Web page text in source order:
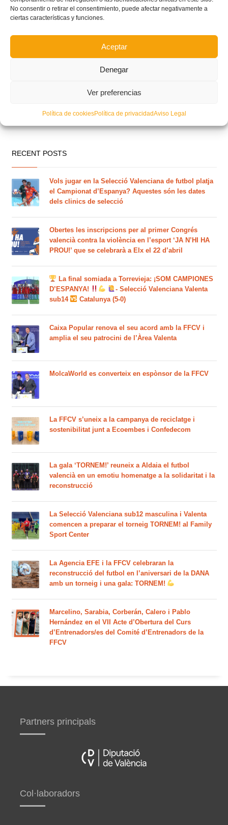
No consentir o retirar el consentimiento, puede afectar negativamente a
ciertas características y funciones.
Aceptar
Denegar
Ver preferencias
Política de cookiesPolítica de privacidadAviso Legal
RECENT POSTS
Vols jugar en la Selecció Valenciana de futbol platja
el Campionat d’Espanya? Aquestes són les dates
dels clinics de selecció
Obertes les inscripcions per al primer Congrés
valencià contra la violència en l’esport ‘JA N’HI HA
PROU!’ que se celebrarà a Elx el 22 d’abril
La final somiada a Torrevieja: ¡SOM CAMPIONES
D’ESPANYA!
- Selecció Valenciana Valenta
sub14
Catalunya (5-0)
Caixa Popular renova el seu acord amb la FFCV i
amplia el seu patrocini de l’Àrea Valenta
MolcaWorld es converteix en espònsor de la FFCV
La FFCV s’uneix a la campanya de reciclatge i
sostenibilitat junt a Ecoembes i Confedecom
La gala ‘TORNEM!’ reuneix a Aldaia el futbol
valencià en un emotiu homenatge a la solidaritat i la
reconstrucció
La Selecció Valenciana sub12 masculina i Valenta
comencen a preparar el torneig TORNEM! al Family
Sport Center
La Agencia EFE i la FFCV celebraran la
reconstrucció del futbol en l’aniversari de la DANA
amb un torneig i una gala: TORNEM!
Marcelino, Sarabia, Corberán, Calero i Pablo
Hernández en el VII Acte d’Obertura del Curs
d’Entrenadors/es del Comité d’Entrenadors de la
FFCV
Partners principals
Col·laboradors